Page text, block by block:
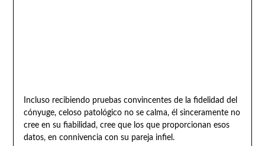
Incluso recibiendo pruebas convincentes de la fidelidad del
cónyuge, celoso patológico no se calma, él sinceramente no
cree en su fiabilidad, cree que los que proporcionan esos
datos, en connivencia con su pareja infiel.